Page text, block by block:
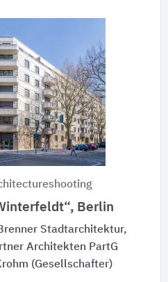
Berlin
Stadtarchitektur,
Architekten PartG
(Gesellschafter)